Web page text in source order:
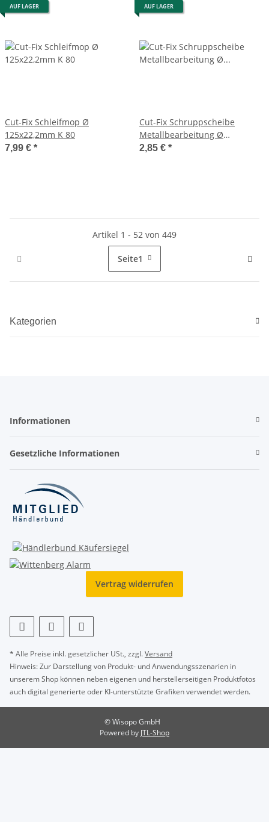
AUF LAGER
Cut-Fix Schleifmop Ø
125x22,2mm K 80
7,99 € *
AUF LAGER
Cut-Fix Schruppscheibe
Metallbearbeitung Ø
115x6,0x22,23mm gewellt
2,85 € *
Artikel 1 - 52 von 449
Seite1
Kategorien
Informationen
Gesetzliche Informationen
Vertrag widerrufen
* Alle Preise inkl. gesetzlicher USt., zzgl.Versand
Hinweis: Zur Darstellung von Produkt- und Anwendungsszenarien in
unserem Shop können neben eigenen und herstellerseitigen Produktfotos
auch digital generierte oder KI-unterstützte Grafiken verwendet werden.
© Wisopo GmbH
Powered by JTL-Shop